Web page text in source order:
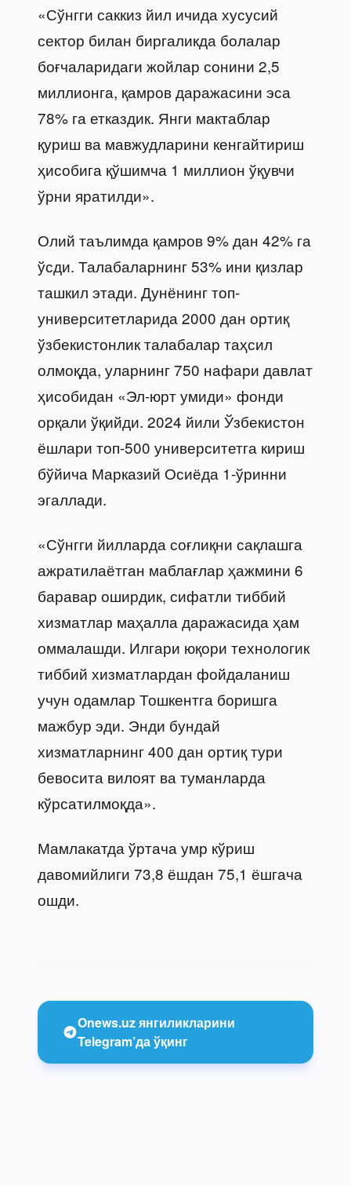
«Сўнгги саккиз йил ичида хусусий
сектор билан биргаликда болалар
боғчаларидаги жойлар сонини 2,5
миллионга, қамров даражасини эса
78% га етказдик. Янги мактаблар
қуриш ва мавжудларини кенгайтириш
ҳисобига қўшимча 1 миллион ўқувчи
ўрни яратилди».
Олий таълимда қамров 9% дан 42% га
ўсди. Талабаларнинг 53% ини қизлар
ташкил этади. Дунёнинг топ-
университетларида 2000 дан ортиқ
ўзбекистонлик талабалар таҳсил
олмоқда, уларнинг 750 нафари давлат
ҳисобидан «Эл-юрт умиди» фонди
орқали ўқийди. 2024 йили Ўзбекистон
ёшлари топ-500 университетга кириш
бўйича Марказий Осиёда 1-ўринни
эгаллади.
«Сўнгги йилларда соғлиқни сақлашга
ажратилаётган маблағлар ҳажмини 6
баравар оширдик, сифатли тиббий
хизматлар маҳалла даражасида ҳам
оммалашди. Илгари юқори технологик
тиббий хизматлардан фойдаланиш
учун одамлар Тошкентга боришга
мажбур эди. Энди бундай
хизматларнинг 400 дан ортиқ тури
бевосита вилоят ва туманларда
кўрсатилмоқда».
Мамлакатда ўртача умр кўриш
давомийлиги 73,8 ёшдан 75,1 ёшгача
ошди.
Onews.uz янгиликларини
Telegram’да ўқинг